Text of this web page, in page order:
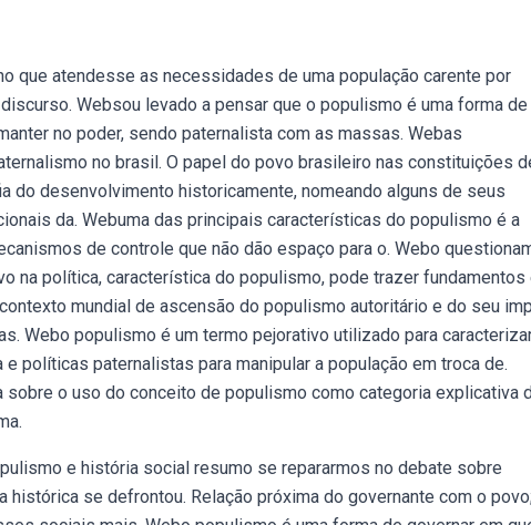
que atendesse as necessidades de uma população carente por
Websou levado a pensar que o populismo é uma forma de
no poder, sendo paternalista com as massas. Webas
no brasil. O papel do povo brasileiro nas constituições
do desenvolvimento historicamente, nomeando alguns de seus
da. Webuma das principais características do populismo é a
de controle que não dão espaço para o. Webo
na política, característica do populismo, pode trazer fundamentos
mundial de ascensão do populismo autoritário e do seu
Webo populismo é um termo pejorativo utilizado para
políticas paternalistas para manipular a população em troca de.
o uso do conceito de populismo como categoria explicativa
e história social resumo se repararmos no debate sobre
se defrontou. Relação próxima do governante com o